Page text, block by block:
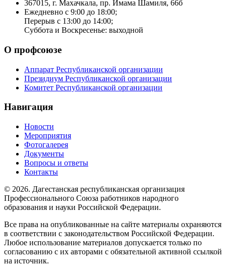
367015, г. Махачкала, пр. Имама Шамиля, 66б
Ежедневно с 9:00 до 18:00;
Перерыв с 13:00 до 14:00;
Суббота и Воскресенье: выходной
О профсоюзе
Аппарат Республиканской организации
Президиум Республиканской организации
Комитет Республиканской организации
Навигация
Новости
Мероприятия
Фотогалерея
Документы
Вопросы и ответы
Контакты
© 2026. Дагестанская республиканская организация
Профессионального Союза работников народного
образования и науки Российской Федерации.
Все права на опубликованные на сайте материалы охраняются
в соответствии с законодательством Российской Федерации.
Любое использование материалов допускается только по
согласованию с их авторами с обязательной активной ссылкой
на источник.